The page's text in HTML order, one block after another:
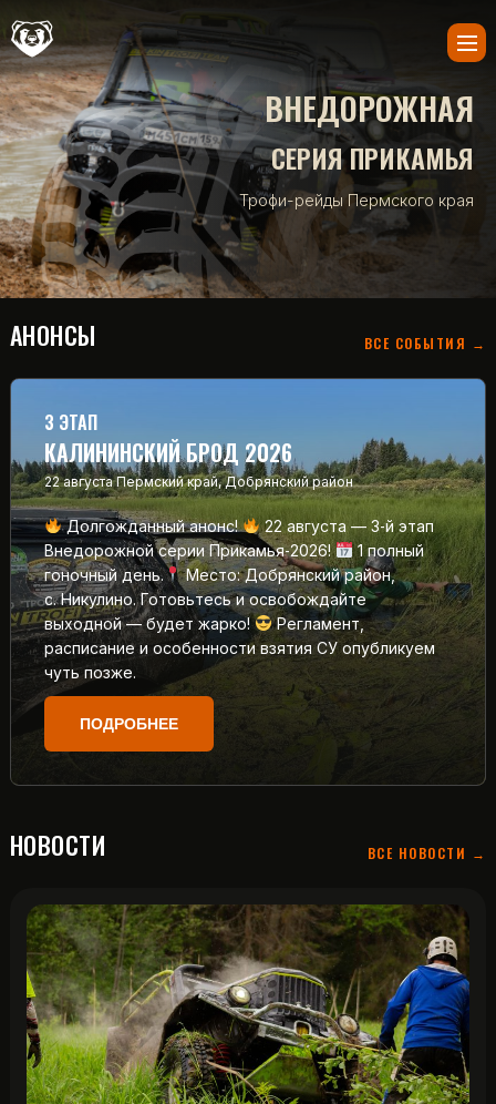
ВНЕДОРОЖНАЯ
СЕРИЯ ПРИКАМЬЯ
Трофи-рейды Пермского края
АНОНСЫ ВСЕ СОБЫТИЯ →
3 ЭТАП
КАЛИНИНСКИЙ БРОД 2026
22 августа Пермский край, Добрянский район
Долгожданный анонс!
22 августа — 3‑й этап
Внедорожной серии Прикамья‑2026!
1 полный
гоночный день.
Место: Добрянский район,
с. Никулино. Готовьтесь и освобождайте
выходной — будет жарко!
Регламент,
расписание и особенности взятия СУ опубликуем
чуть позже.
ПОДРОБНЕЕ
НОВОСТИ ВСЕ НОВОСТИ →